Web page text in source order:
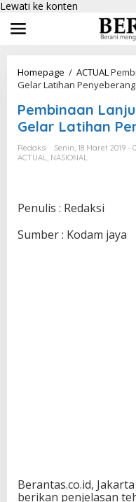
Lewati ke konten
Homepage / ACTUAL
Gelar Latihan
Pembinaan
Gelar Latihan
Redaksi
Senin, 18 Maret 2019 -
ACTUAL, NASIONAL
Penulis : Redaksi
Sumber : Kodam jaya
Berantas.co.id,
berikan penjelasan